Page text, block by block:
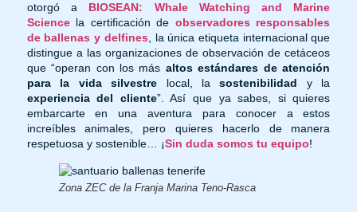
otorgó a BIOSEAN: Whale Watching and Marine
Sciencela certificación de observadores responsables
de ballenas y delfines, la única etiqueta internacional que
distingue a las organizaciones de observación de cetáceos
que “operan con los más altos estándares de atención
para la vida silvestre local, lasostenibilidad y la
experiencia del cliente”. Así que ya sabes, si quieres
embarcarte en una aventura para conocer a estos
increíbles animales, pero quieres hacerlo de manera
respetuosa y sostenible… ¡Sin duda somos tu equipo!
Zona ZEC de la Franja Marina Teno-Rasca